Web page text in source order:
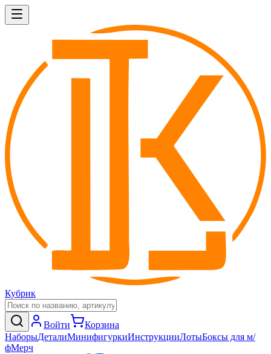
Кубрик
Войти
Корзина
НаборыДеталиМинифигуркиИнструкцииЛотыБоксы для м/
фМерч